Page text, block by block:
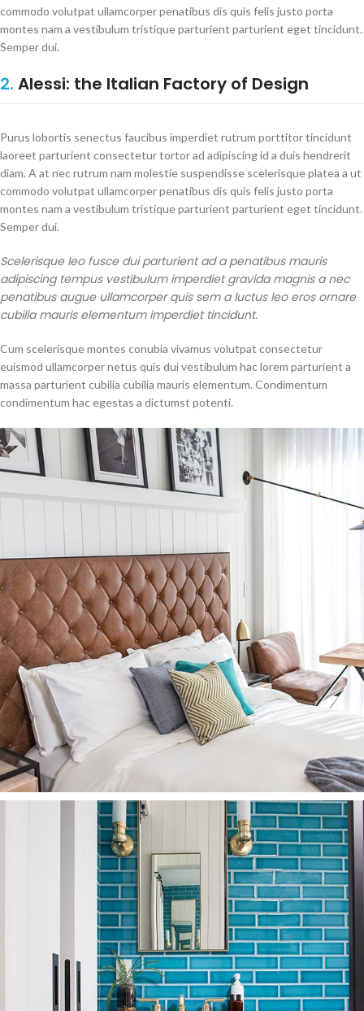
commodo volutpat ullamcorper penatibus dis quis felis justo porta
montes nam a vestibulum tristique parturient parturient eget tincidunt.
Semper dui.
2. Alessi: the Italian Factory of Design
Purus lobortis senectus faucibus imperdiet rutrum porttitor tincidunt
laoreet parturient consectetur tortor ad adipiscing id a duis hendrerit
diam. A at nec rutrum nam molestie suspendisse scelerisque platea a ut
commodo volutpat ullamcorper penatibus dis quis felis justo porta
montes nam a vestibulum tristique parturient parturient eget tincidunt.
Semper dui.
Scelerisque leo fusce dui parturient ad a penatibus mauris
adipiscing tempus vestibulum imperdiet gravida magnis a nec
penatibus augue ullamcorper quis sem a luctus leo eros ornare
cubilia mauris elementum imperdiet tincidunt.
Cum scelerisque montes conubia vivamus volutpat consectetur
euismod ullamcorper netus quis dui vestibulum hac lorem parturient a
massa parturient cubilia cubilia mauris elementum. Condimentum
condimentum hac egestas a dictumst potenti.